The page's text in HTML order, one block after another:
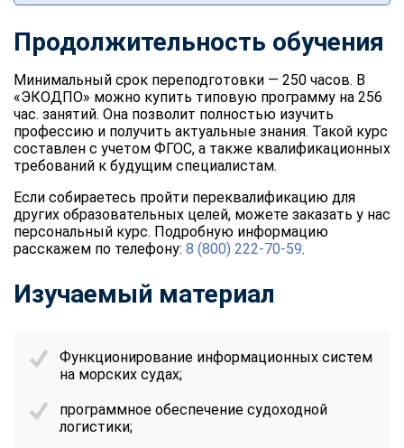
Продолжительность обучения
Минимальный срок переподготовки — 250 часов. В
«ЭКОДПО» можно купить типовую программу на 256
час. занятий. Она позволит полностью изучить
профессию и получить актуальные знания. Такой курс
составлен с учетом ФГОС, а также квалификационных
требований к будущим специалистам.
Если собираетесь пройти переквалификацию для
других образовательных целей, можете заказать у нас
персональный курс. Подробную информацию
расскажем по телефону: 8 (800) 222-70-59.
Изучаемый материал
Функционирование информационных систем
на морских судах;
программное обеспечение судоходной
логистики;